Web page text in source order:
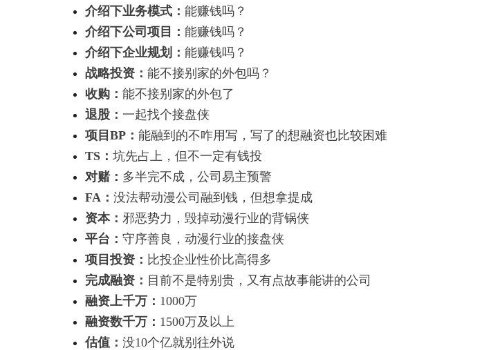
介绍下业务模式： 能赚钱吗？
介绍下公司项目： 能赚钱吗？
介绍下企业规划： 能赚钱吗？
战略投资： 能不接别家的外包吗？
收购： 能不接别家的外包了
退股： 一起找个接盘侠
项目BP： 能融到的不咋用写，写了的想融资也比较困难
TS： 坑先占上，但不一定有钱投
对赌： 多半完不成，公司易主预警
FA： 没法帮动漫公司融到钱，但想拿提成
资本： 邪恶势力，毁掉动漫行业的背锅侠
平台： 守序善良，动漫行业的接盘侠
项目投资： 比投企业性价比高得多
完成融资： 目前不是特别贵，又有点故事能讲的公司
融资上千万： 1000万
融资数千万： 1500万及以上
估值： 没10个亿就别往外说